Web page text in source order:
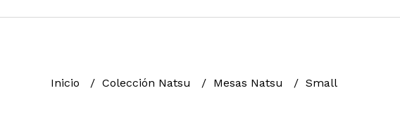
Inicio Colección Natsu Mesas Natsu Small